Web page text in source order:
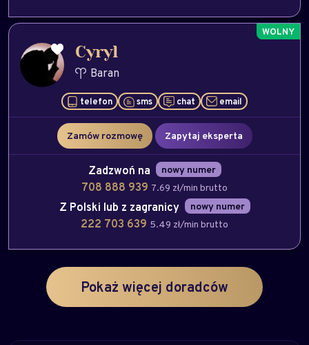
Cyryl
Baran
telefon sms chat email
Zamów rozmowę Zapytaj eksperta
Zadzwoń na nowy numer
708 888 939 7.69 zł/min brutto
Z Polski lub z zagranicy nowy numer
222 703 639 5.49 zł/min brutto
Pokaż więcej doradców
5StarTarot:
sierpnia będę dostępna rano i wieczorem :) tel.
227 184 086, czat i email.
09:02:02
Witam serdecznie:)Mój numer 708788266
Zapraszam serdecznie :)
08:03:32
ORFIN:
Witam, spróbuj, myślę,że warto, pozdrawiam,
06:45:11
Akulina:
708 788 253
05:58:12